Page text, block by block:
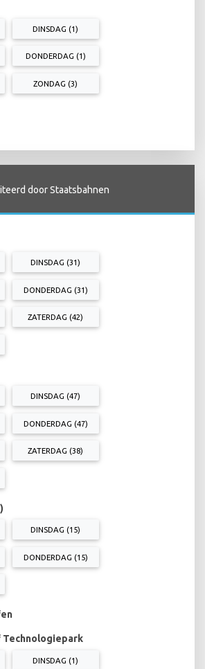
DINSDAG (1)
DONDERDAG (1)
ZONDAG (3)
door Staatsbahnen
DINSDAG (31)
DONDERDAG (31)
ZATERDAG (42)
DINSDAG (47)
DONDERDAG (47)
ZATERDAG (38)
DINSDAG (15)
DONDERDAG (15)
Technologiepark
DINSDAG (1)